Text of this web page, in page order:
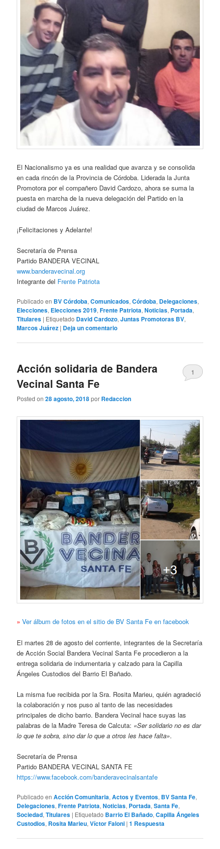
El Nacionalismo ya es una realidad que avanza y se consolida
en cada rincón de la Provincia de Córdoba. Liderada la Junta
Promotora por el compañero David Cardozo, ahora se suma la
puesta en marcha de la nueva delegación del Partido en la
ciudad de Marcos Juárez.
¡Felicitaciones y Adelante!
Secretaría de Prensa
Partido BANDERA VECINAL
www.banderavecinal.org
Integrante del Frente Patriota
Publicado en BV Córdoba,Comunicados,Córdoba, Delegaciones,
Elecciones, Elecciones 2019,Frente Patriota,Noticias, Portada,
Titulares | Etiquetado David Cardozo,Juntas Promotoras BV,
Marcos Juárez | Deja un comentario
Acción solidaria de Bandera
Vecinal Santa Fe
Posted on28 agosto, 2018por Redaccion
1
» Ver álbum de fotos en el sitio de BV Santa Fe en facebook
El martes 28 de agosto del corriente, integrantes de la Secretaría
de Acción Social Bandera Vecinal Santa Fe procedieron a la
entrega solidaria de indumentaria y calzado para la Capilla
Ángeles Custodios del Barrio El Bañado.
La misma fue recibida por la Sra. Rosita Marieu, quién agradeció
la colaboración y nos puso al tanto de las necesidades
principales de dicho barrio. Bandera Vecinal hace suyas las
palabras de la Madre Teresa de Calcuta: «Ser solidario no es dar
lo que te sobra, sino dar lo que a otros les hace falta».
Secretaría de Prensa
Partido BANDERA VECINAL SANTA FE
https://www.facebook.com/banderavecinalsantafe
Publicado en Acción Comunitaria,Actos y Eventos, BV Santa Fe,
Delegaciones,Frente Patriota,Noticias, Portada,Santa Fe,
Sociedad,Titulares | Etiquetado Barrio El Bañado,Capilla Ángeles
Custodios, Rosita Marieu,Víctor Faloni |1 Respuesta